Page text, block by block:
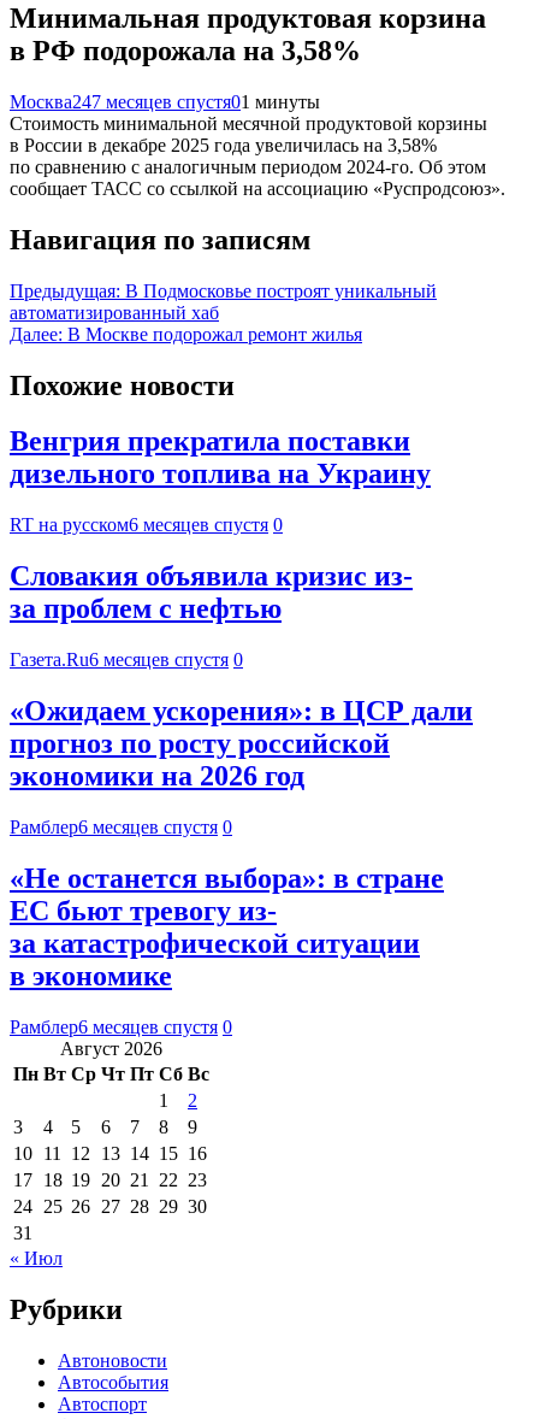
Минимальная продуктовая корзина
в РФ подорожала на 3,58%
Москва247 месяцев спустя01 минуты
Стоимость минимальной месячной продуктовой корзины
в России в декабре 2025 года увеличилась на 3,58%
по сравнению с аналогичным периодом 2024-го. Об этом
сообщает ТАСС со ссылкой на ассоциацию «Руспродсоюз».
Навигация по записям
Предыдущая: В Подмосковье построят уникальный
автоматизированный хаб
Далее: В Москве подорожал ремонт жилья
Похожие новости
Венгрия прекратила поставки
дизельного топлива на Украину
RT на русском6 месяцев спустя 0
Словакия объявила кризис из-
за проблем с нефтью
Газета.Ru6 месяцев спустя 0
«Ожидаем ускорения»: в ЦСР дали
прогноз по росту российской
экономики на 2026 год
Рамблер6 месяцев спустя 0
«Не останется выбора»: в стране
ЕС бьют тревогу из-
за катастрофической ситуации
в экономике
Рамблер6 месяцев спустя 0
Август 2026
Пн Вт Ср Чт Пт Сб Вс
1
2
3
4 5 6 7 8
9
10 11 12 13 14 15 16
17 18 19 20 21 22 23
24 25 26 27 28 29 30
31
« Июл
Рубрики
Автоновости
Автособытия
Автоспорт